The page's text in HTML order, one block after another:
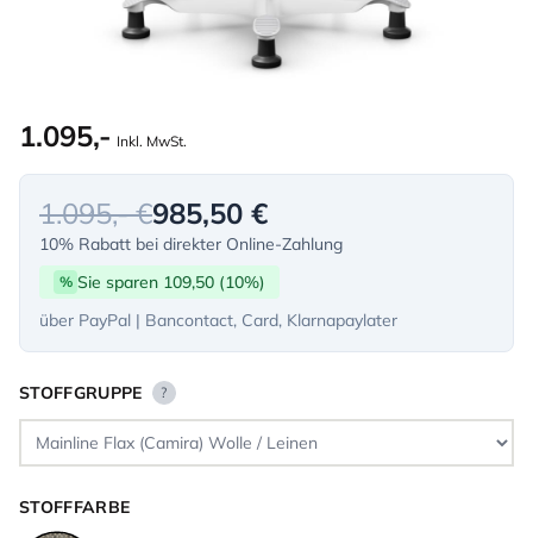
1.095,- Inkl. MwSt.
1.095,- €985,50 €
10% Rabatt bei direkter Online-Zahlung
% Sie sparen 109,50 (10%)
über PayPal | Bancontact, Card, Klarnapaylater
STOFFGRUPPE ?
STOFFFARBE